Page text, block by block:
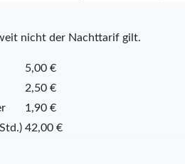
nicht der Nachttarif gilt.
5,00 €
2,50 €
1,90 €
42,00 €